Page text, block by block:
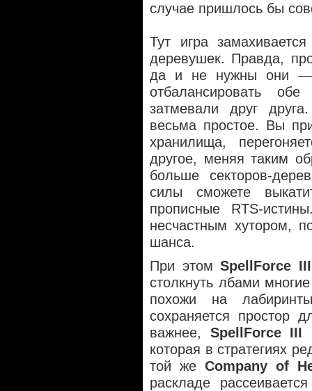
случае пришлось бы
Тут игра
деревушек. Правда,
да и не нужны они —
отбалансировать
затмевали друг
весьма простое. Вы
хранилища,
другое, меняя таким
больше секторов-
силы сможете
прописные RTS-
несчастным хутором,
шанса.
При этом SpellForce III
столкнуть лбами
похожи на
сохраняется простор
важнее, SpellForce III
которая в стратегиях
той же Company of
раскладе